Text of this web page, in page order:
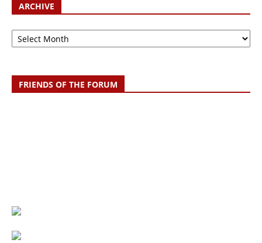
ARCHIVE
Archive
FRIENDS OF THE FORUM